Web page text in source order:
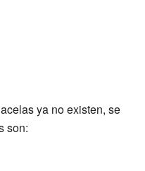
ya no existen, se
son: